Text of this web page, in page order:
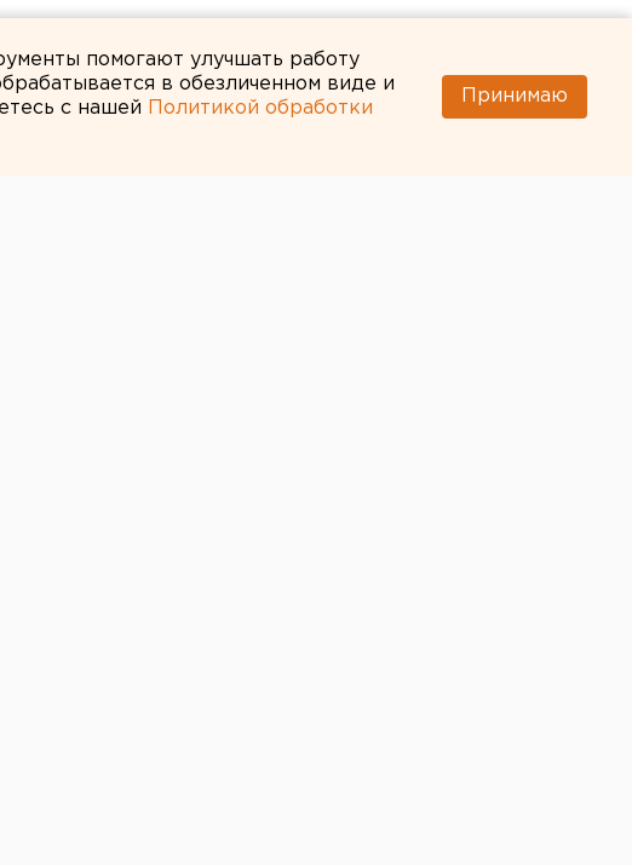
помогают улучшать работу
в обезличенном виде и
с нашей
Политикой обработки
Принимаю